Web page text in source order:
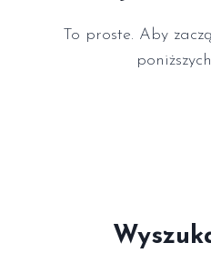
To proste. Aby